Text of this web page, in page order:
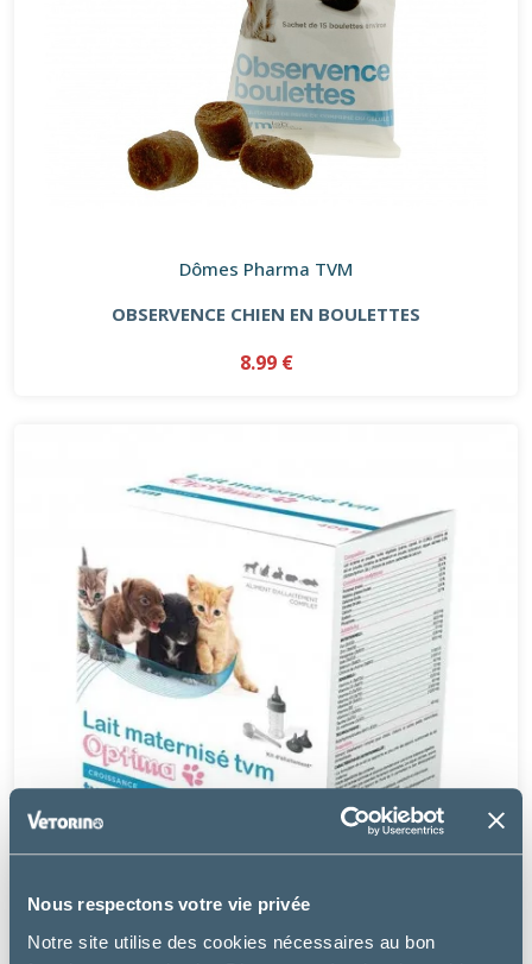
Nous respectons votre vie privée
Notre site utilise des cookies nécessaires au bon
Dômes Pharma TVM
OBSERVENCE CHIEN EN BOULETTES
8.99 €